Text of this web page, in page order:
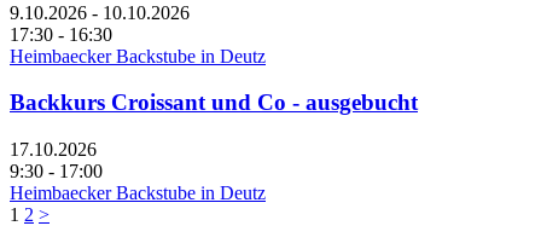
9.10.2026 - 10.10.2026
17:30 - 16:30
Heimbaecker Backstube in Deutz
Backkurs Croissant und Co - ausgebucht
17.10.2026
9:30 - 17:00
Heimbaecker Backstube in Deutz
1 2 >